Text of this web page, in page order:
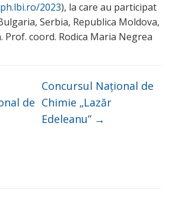
2023), la care au participat
Serbia, Republica Moldova,
Prof. coord. Rodica Maria Negrea
de
Concursul Național de
Chimie „Lazăr
Edeleanu” →